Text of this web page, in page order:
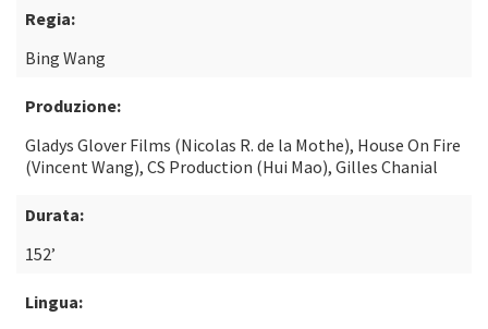
Regia:
Bing Wang
Produzione:
Gladys Glover Films (Nicolas R. de la Mothe), House On Fire
(Vincent Wang), CS Production (Hui Mao), Gilles Chanial
Durata:
152’
Lingua: